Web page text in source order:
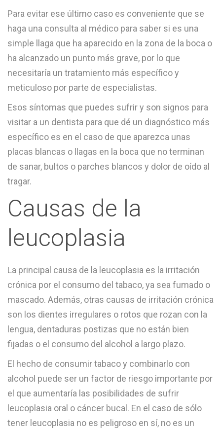
Para evitar ese último caso es conveniente que se
haga una consulta al médico para saber si es una
simple llaga que ha aparecido en la zona de la boca o
ha alcanzado un punto más grave, por lo que
necesitaría un tratamiento más específico y
meticuloso por parte de especialistas.
Esos síntomas que puedes sufrir y son signos para
visitar a un dentista para que dé un diagnóstico más
específico es en el caso de que aparezca unas
placas blancas o llagas en la boca que no terminan
de sanar, bultos o parches blancos y dolor de oído al
tragar.
Causas de la
leucoplasia
La principal causa de la leucoplasia es la irritación
crónica por el consumo del tabaco, ya sea fumado o
mascado. Además, otras causas de irritación crónica
son los dientes irregulares o rotos que rozan con la
lengua, dentaduras postizas que no están bien
fijadas o el consumo del alcohol a largo plazo.
El hecho de consumir tabaco y combinarlo con
alcohol puede ser un factor de riesgo importante por
el que aumentaría las posibilidades de sufrir
leucoplasia oral o cáncer bucal. En el caso de sólo
tener leucoplasia no es peligroso en sí, no es un